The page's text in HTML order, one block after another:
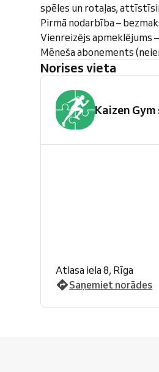
spēles un rotaļas,
Pirmā nodarbība –
Vienreizējs apmeklējums
Mēneša abonements
Norises vieta
Kaizen
Atlasa iela 8, Rīga
Saņemiet norādes